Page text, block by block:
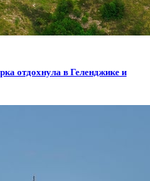
отдохнула в Геленджике и